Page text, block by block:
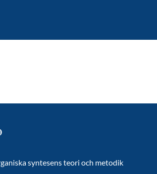
syntesens teori och metodik